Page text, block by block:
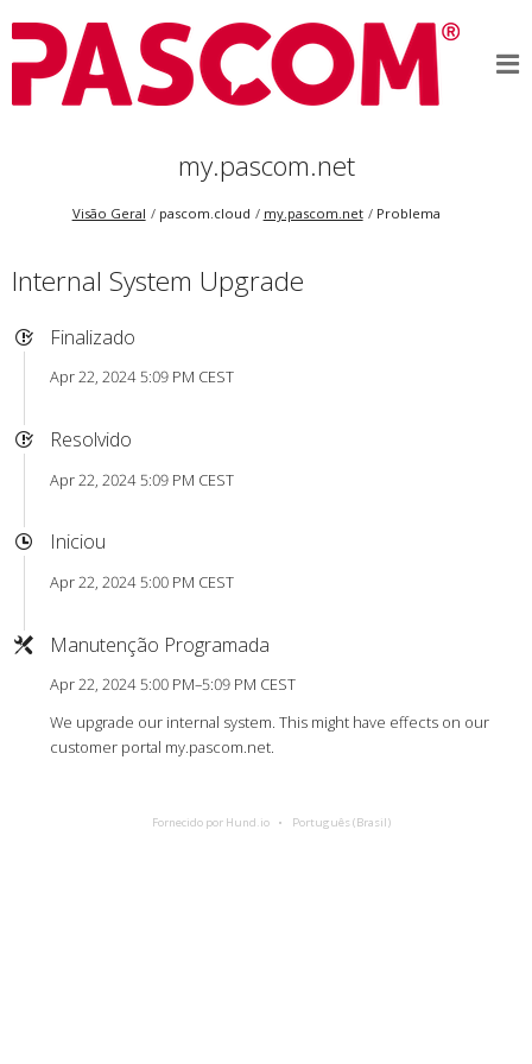
my.pascom.net
Visão Geral pascom.cloud my.pascom.net Problema
Internal System Upgrade
Finalizado
Apr 22, 2024 5:09 PM CEST
Resolvido
Apr 22, 2024 5:09 PM CEST
Iniciou
Apr 22, 2024 5:00 PM CEST
Manutenção Programada
Apr 22, 2024 5:00 PM–5:09 PM CEST
We upgrade our internal system. This might have effects on our
customer portal my.pascom.net.
Fornecido por Hund.io Português (Brasil)